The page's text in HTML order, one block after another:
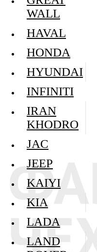
WALL
HAVAL
HONDA
HYUNDAI
INFINITI
IRAN
KHODRO
JAC
JEEP
KAIYI
KIA
LADA
LAND